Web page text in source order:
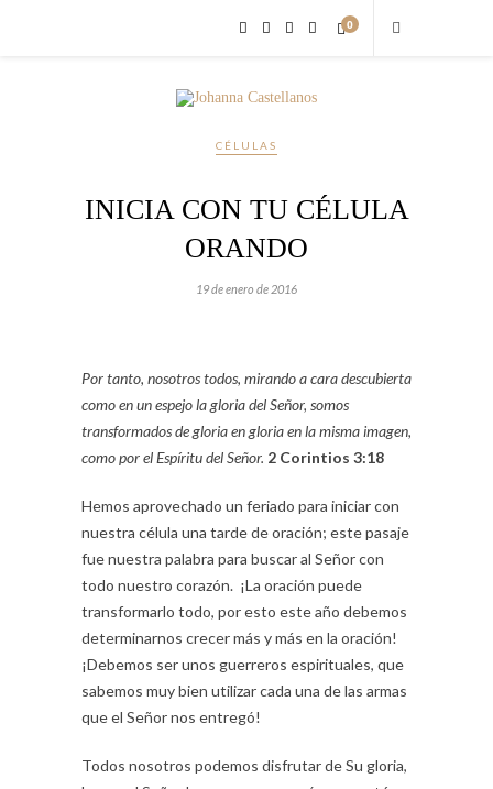
0
CÉLULAS
INICIA CON TU CÉLULA
ORANDO
19 de enero de 2016
Por tanto, nosotros todos, mirando a cara descubierta
como en un espejo la gloria del Señor, somos
transformados de gloria en gloria en la misma imagen,
como por el Espíritu del Señor. 2 Corintios 3:18
Hemos aprovechado un feriado para iniciar con
nuestra célula una tarde de oración; este pasaje
fue nuestra palabra para buscar al Señor con
todo nuestro corazón. ¡La oración puede
transformarlo todo, por esto este año debemos
determinarnos crecer más y más en la oración!
¡Debemos ser unos guerreros espirituales, que
sabemos muy bien utilizar cada una de las armas
que el Señor nos entregó!
Todos nosotros podemos disfrutar de Su gloria,